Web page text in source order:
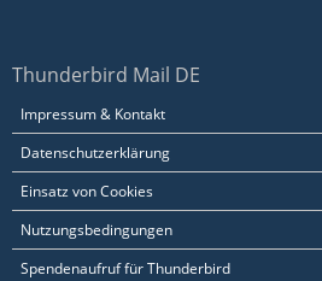
Thunderbird Mail DE
Impressum & Kontakt
Datenschutzerklärung
Einsatz von Cookies
Nutzungsbedingungen
Spendenaufruf für Thunderbird